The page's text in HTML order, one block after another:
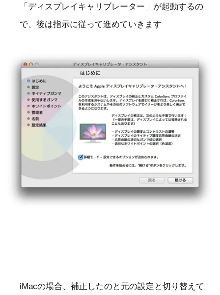
「ディスプレイキャリブレーター」が起動するの
で、後は指示に従って進めていきます
iMacの場合、補正したのと元の設定と切り替えて